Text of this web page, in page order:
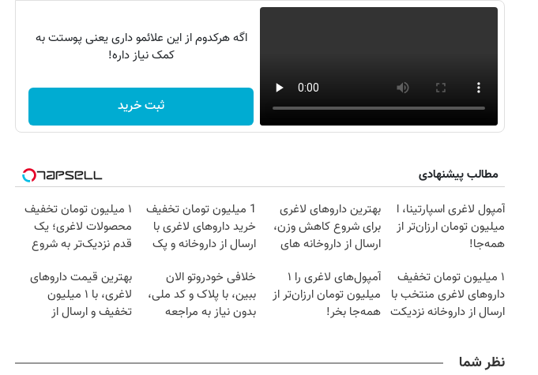
اگه هرکدوم از این علائمو داری یعنی پوستت به
کمک نیاز داره!
ثبت خرید
مطالب پیشنهادی
آمپول لاغری اسپارتینا، ا
میلیون تومان ارزان‌تر از
همه‌جا!
بهترین داروهای لاغری
برای شروع کاهش وزن،
ارسال از داروخانه های
1 میلیون تومان تخفیف
خرید داروهای لاغری با
ارسال از داروخانه و پک
۱ میلیون تومان تخفیف
محصولات لاغری؛ یک
قدم نزدیک‌تر به شروع
۱ میلیون تومان تخفیف
داروهای لاغری منتخب با
ارسال از داروخانه نزدیکت
آمپول‌های لاغری را ۱
میلیون تومان ارزان‌تر از
همه‌جا بخر!
خلافی خودروتو الان
ببین، با پلاک و کد ملی،
بدون نیاز به مراجعه
بهترین قیمت داروهای
لاغری، با ۱ میلیون
تخفیف و ارسال از
نظر شما